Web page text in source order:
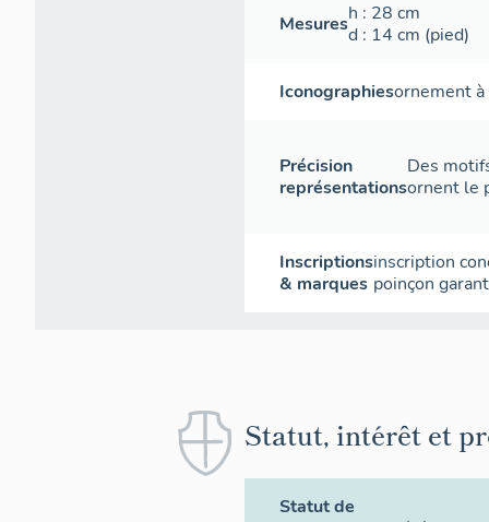
Mesuresh : 28 cm
d : 14 cm (pied)
Iconographiesornement
Précision
représentations
Des
ornent le
Inscriptions
& marques
inscription
poinçon
Statut, intérêt et
Statut de